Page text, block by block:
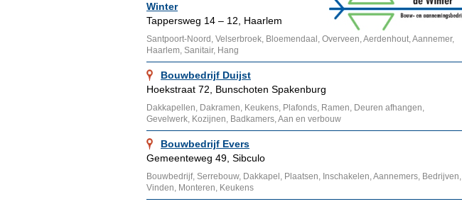
Winter
Tappersweg 14 – 12, Haarlem
Santpoort-Noord, Velserbroek, Bloemendaal, Overveen, Aerdenhout, Aannemer,
Haarlem, Sanitair, Hang
Bouwbedrijf Duijst
Hoekstraat 72, Bunschoten Spakenburg
Dakkapellen, Dakramen, Keukens, Plafonds, Ramen, Deuren afhangen,
Gevelwerk, Kozijnen, Badkamers, Aan en verbouw
Bouwbedrijf Evers
Gemeenteweg 49, Sibculo
Bouwbedrijf, Serrebouw, Dakkapel, Plaatsen, Inschakelen, Aannemers, Bedrijven,
Vinden, Monteren, Keukens